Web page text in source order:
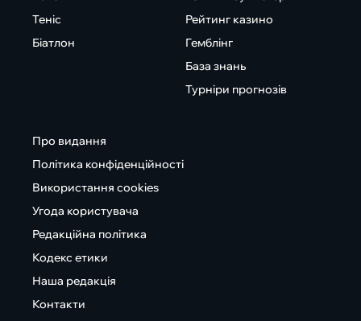
Теніс
Біатлон
Рейтинг казино
Гемблінг
База знань
Турніри прогнозів
Про видання
Політика конфіденційності
Використання cookies
Угода користувача
Редакційна політика
Кодекс етики
Наша редакція
Контакти